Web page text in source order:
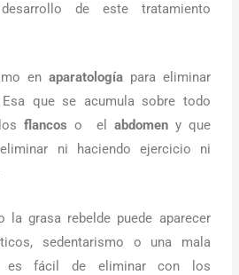
de este tratamiento
en aparatologíapara eliminar
que se acumula sobre todo
flancos o el abdomeny que
ni haciendo ejercicio ni
la grasa rebelde puede aparecer
sedentarismo o una mala
es fácil de eliminar con los